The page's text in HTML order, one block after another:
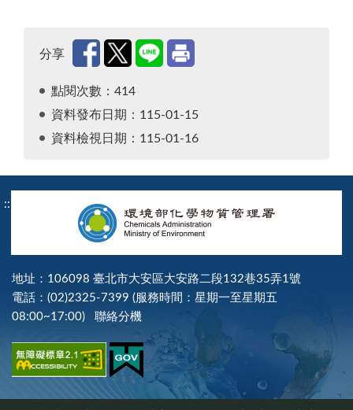
分享
點閱次數：414
資料發布日期：115-01-15
資料檢視日期：115-01-16
:::
地址：106098 臺北市大安區大安路二段132巷35弄1號
電話：(02)2325-7399 (服務時間：星期一至星期五
08:00~17:00) 聯絡分機